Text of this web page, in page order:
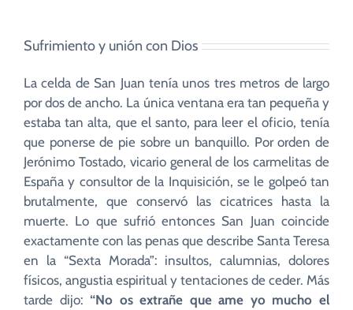
Sufrimiento y unión con Dios
La celda de San Juan tenía unos tres metros de largo
por dos de ancho. La única ventana era tan pequeña y
estaba tan alta, que el santo, para leer el oficio, tenía
que ponerse de pie sobre un banquillo. Por orden de
Jerónimo Tostado, vicario general de los carmelitas de
España y consultor de la Inquisición, se le golpeó tan
brutalmente, que conservó las cicatrices hasta la
muerte. Lo que sufrió entonces San Juan coincide
exactamente con las penas que describe Santa Teresa
en la “Sexta Morada”: insultos, calumnias, dolores
físicos, angustia espiritual y tentaciones de ceder. Más
tarde dijo: “No os extrañe que ame yo mucho el